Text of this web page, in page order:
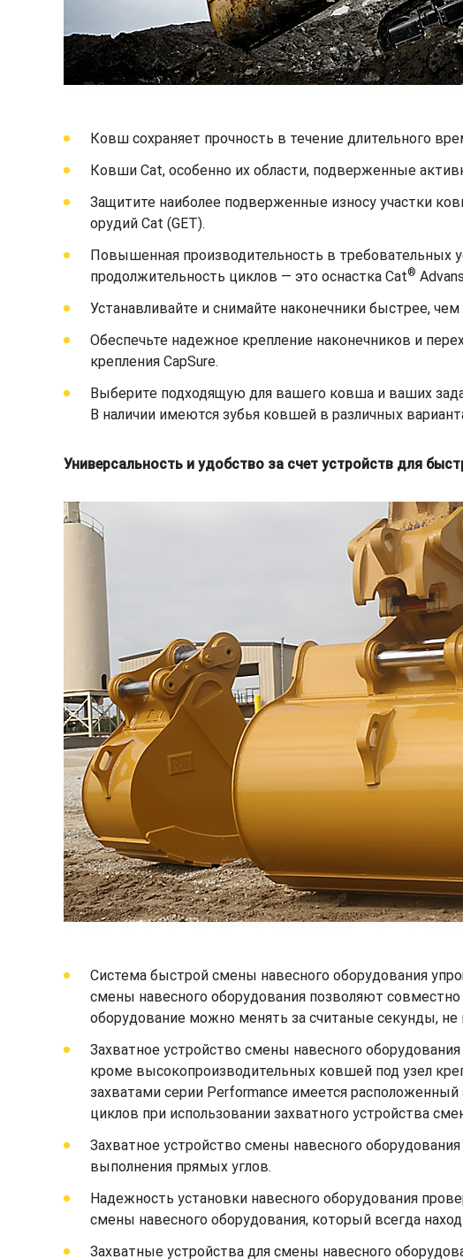
Ковш сохраняет прочность в течение длительного
Ковши Cat, особенно их области, подверженные
Защитите наиболее подверженные износу участки
орудий Cat (GET).
Повышенная производительность в требовательных
продолжительность циклов — это оснастка Cat®
Устанавливайте и снимайте наконечники быстрее, чем
Обеспечьте надежное крепление наконечников и
крепления CapSure.
Выберите подходящую для вашего ковша и ваших
В наличии имеются зубья ковшей в различных
Универсальность и удобство за счет устройств для
Система быстрой смены навесного оборудования
смены навесного оборудования позволяют
оборудование можно менять за считаные секунды, не
Захватное устройство смены навесного оборудования
кроме высокопроизводительных ковшей под узел
захватами серии Performance имеется
циклов при использовании захватного устройства
Захватное устройство смены навесного
выполнения прямых углов.
Надежность установки навесного оборудования
смены навесного оборудования, который всегда
Захватные устройства для смены навесного